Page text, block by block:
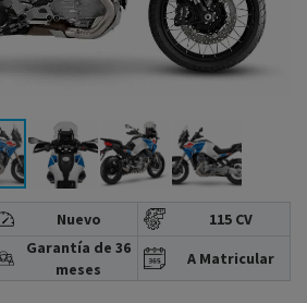
Nuevo
115 CV
Garantía de 36
meses
A Matricular